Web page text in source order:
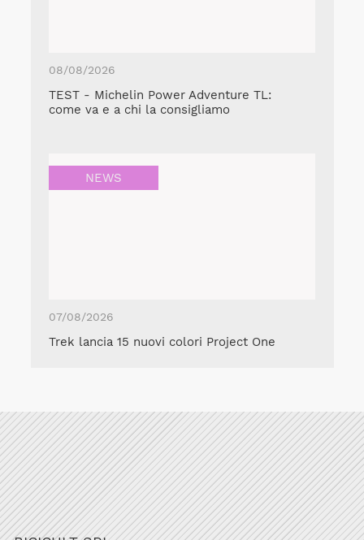
08/08/2026
TEST - Michelin Power Adventure TL:
come va e a chi la consigliamo
NEWS
07/08/2026
Trek lancia 15 nuovi colori Project One